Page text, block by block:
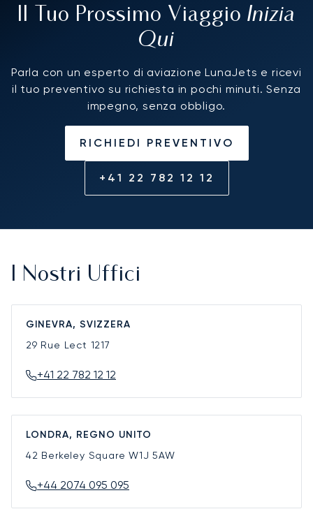
Il Tuo Prossimo Viaggio Inizia
Qui
Parla con un esperto di aviazione LunaJets e ricevi
il tuo preventivo su richiesta in pochi minuti. Senza
impegno, senza obbligo.
RICHIEDI PREVENTIVO
+41 22 782 12 12
I Nostri Uffici
GINEVRA, SVIZZERA
29 Rue Lect 1217
+41 22 782 12 12
LONDRA, REGNO UNITO
42 Berkeley SquareW1J 5AW
+44 2074 095 095